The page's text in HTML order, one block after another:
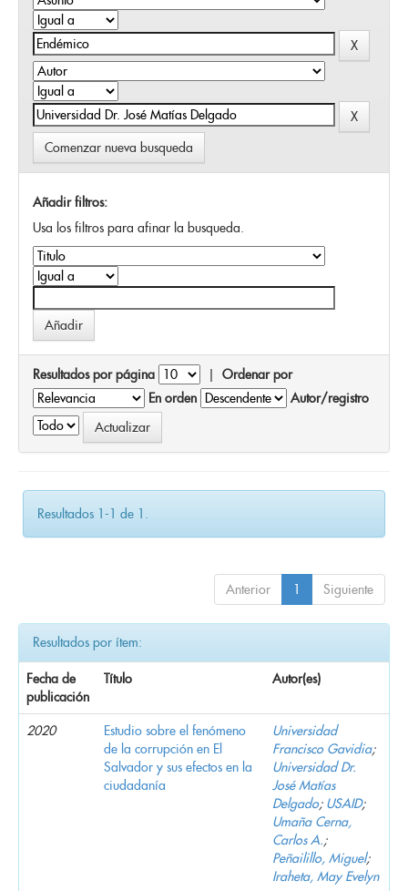
Comenzar nueva busqueda
Añadir filtros:
Usa los filtros para afinar la busqueda.
Resultados por página | Ordenar por
En orden
Autor/registro
Resultados 1-1 de 1.
Anterior 1 Siguiente
Resultados por ítem:
Fecha de
publicación
Título Autor(es)
2020
Estudio sobre el fenómeno
de la corrupción en El
Salvador y sus efectos en la
ciudadanía
Universidad
Francisco Gavidia;
Universidad Dr.
José Matías
Delgado; USAID;
Umaña Cerna,
Carlos A.;
Peñailillo, Miguel;
Iraheta, May Evelyn